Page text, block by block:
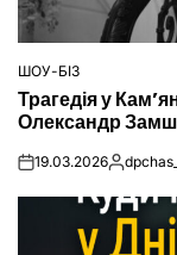
ОПУБЛІКУВАТИ
ШОУ-БІЗ
Трагедія у
Олександр
on19.03.2026